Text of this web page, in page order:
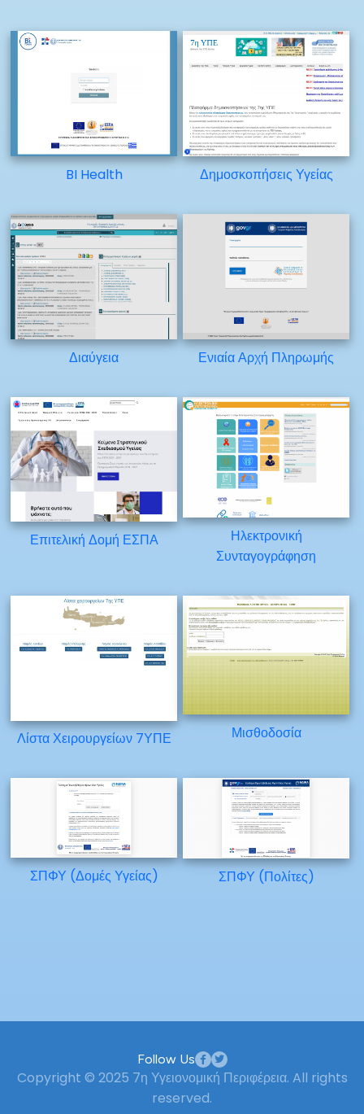
BI Health Δημοσκοπήσεις Υγείας
Διαύγεια Ενιαία Αρχή Πληρωμής
Επιτελική Δομή ΕΣΠΑ
Ηλεκτρονική
Συνταγογράφηση
Λίστα Χειρουργείων 7ΥΠΕ Μισθοδοσία
ΣΠΦΥ (Δομές Υγείας) ΣΠΦΥ (Πολίτες)
Follow Us
Copyright © 2025 7η Υγειονομική Περιφέρεια. All rights
reserved.